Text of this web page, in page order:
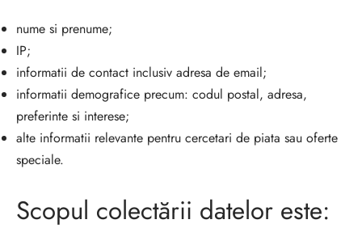
nume si prenume;
IP;
informatii de contact inclusiv adresa de email;
informatii demografice precum: codul postal, adresa,
preferinte si interese;
alte informatii relevante pentru cercetari de piata sau oferte
speciale.
Scopul colectării datelor este: